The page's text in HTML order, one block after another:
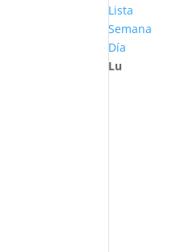
Lista
Semana
Día
Lu